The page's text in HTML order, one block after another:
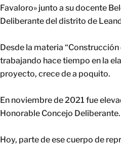
Favaloro» junto a su docente
Deliberante del distrito de
Desde la materia
trabajando hace tiempo en la
proyecto, crece de a poquito.
En noviembre de 2021 fue
Honorable Concejo Deliberante.
Hoy, parte de ese cuerpo de